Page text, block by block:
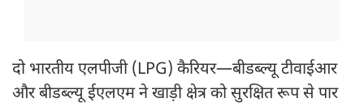
दो भारतीय एलपीजी (LPG) कैरियर—बीडब्ल्यू टीवाईआर
और बीडब्ल्यू ईएलएम ने खाड़ी क्षेत्र को सुरक्षित रूप से पार